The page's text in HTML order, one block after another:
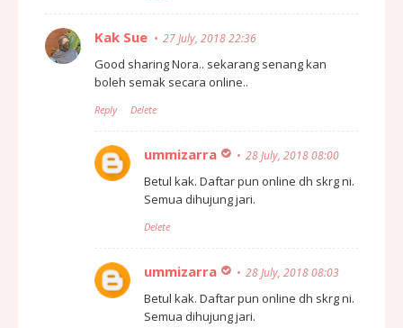
Kak Sue 27 July, 2018 22:36
Good sharing Nora.. sekarang senang kan
boleh semak secara online..
Reply Delete
ummizarra 28 July, 2018 08:00
Betul kak. Daftar pun online dh skrg ni.
Semua dihujung jari.
Delete
ummizarra 28 July, 2018 08:03
Betul kak. Daftar pun online dh skrg ni.
Semua dihujung jari.